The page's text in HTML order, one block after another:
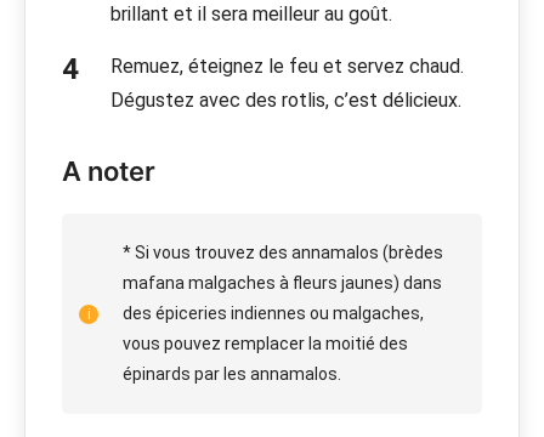
brillant et il sera meilleur au goût.
Remuez, éteignez le feu et servez chaud.
Dégustez avec des rotlis, c’est délicieux.
A noter
* Si vous trouvez des annamalos (brèdes
mafana malgaches à fleurs jaunes) dans
des épiceries indiennes ou malgaches,
vous pouvez remplacer la moitié des
épinards par les annamalos.